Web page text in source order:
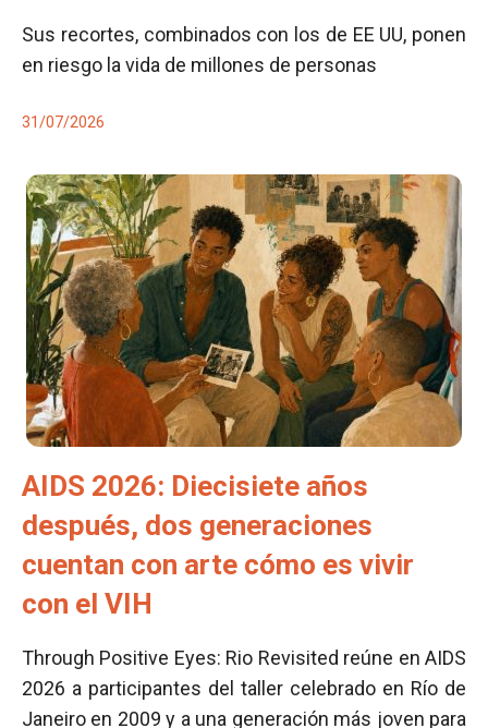
Sus recortes, combinados con los de EE UU, ponen
en riesgo la vida de millones de personas
31/07/2026
AIDS 2026: Diecisiete años
después, dos generaciones
cuentan con arte cómo es vivir
con el VIH
Through Positive Eyes: Rio Revisited reúne en AIDS
2026 a participantes del taller celebrado en Río de
Janeiro en 2009 y a una generación más joven para